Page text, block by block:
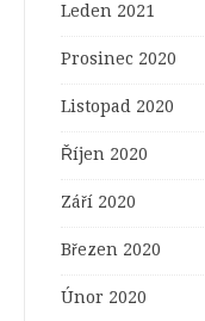
Leden 2021
Prosinec 2020
Listopad 2020
Říjen 2020
Září 2020
Březen 2020
Únor 2020